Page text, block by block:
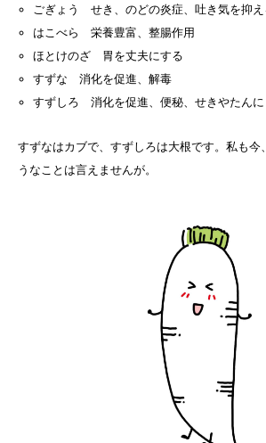
ごぎょう せき、のどの炎症、吐き気を抑え
はこべら 栄養豊富、整腸作用
ほとけのざ 胃を丈夫にする
すずな 消化を促進、解毒
すずしろ 消化を促進、便秘、せきやたんに
すずなはカブで、すずしろは大根です。私も今
うなことは言えませんが。